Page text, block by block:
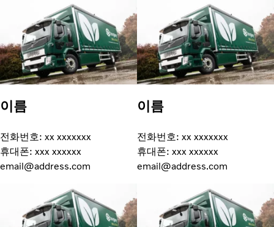
이름
전화번호: xx xxxxxxx
휴대폰: xxx xxxxxx
email@address.com
이름
전화번호: xx xxxxxxx
휴대폰: xxx xxxxxx
email@address.com